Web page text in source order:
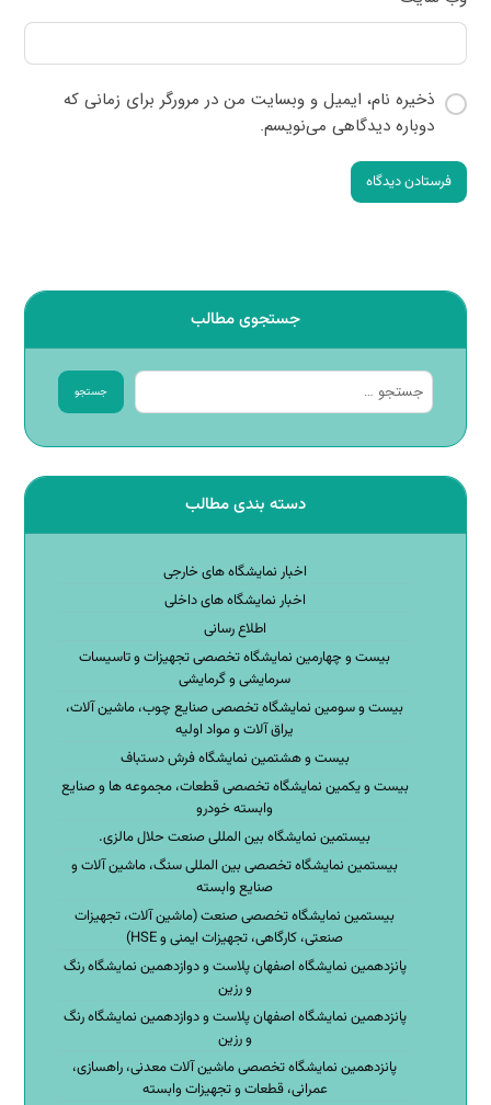
ذخیره نام، ایمیل و وبسایت من در مرورگر برای زمانی که
دوباره دیدگاهی می‌نویسم.
فرستادن دیدگاه
جستجوی مطالب
جستجو
دسته بندی مطالب
اخبار نمایشگاه های خارجی
اخبار نمایشگاه های داخلی
اطلاع رسانی
بیست و چهارمین نمایشگاه تخصصی تجهیزات و تاسیسات
سرمایشی و گرمایشی
بیست و سومین نمایشگاه تخصصی صنایع چوب، ماشین آلات،
یراق آلات و مواد اولیه
بیست و هشتمین نمایشگاه فرش دستباف
بیست و یکمین نمایشگاه تخصصی قطعات، مجموعه ها و صنایع
وابسته خودرو
بیستمین نمایشگاه بین المللی صنعت حلال مالزی.
بیستمین نمایشگاه تخصصی بین المللی سنگ، ماشین آلات و
صنایع وابسته
بیستمین نمایشگاه تخصصی صنعت (ماشین آلات، تجهیزات
صنعتی، کارگاهی، تجهیزات ایمنی و HSE)
پانزدهمین نمایشگاه اصفهان پلاست و دوازدهمین نمایشگاه رنگ
و رزین
پانزدهمین نمایشگاه اصفهان پلاست و دوازدهمین نمایشگاه رنگ
و رزین
پانزدهمین نمایشگاه تخصصی ماشین آلات معدنی، راهسازی،
عمرانی، قطعات و تجهیزات وابسته